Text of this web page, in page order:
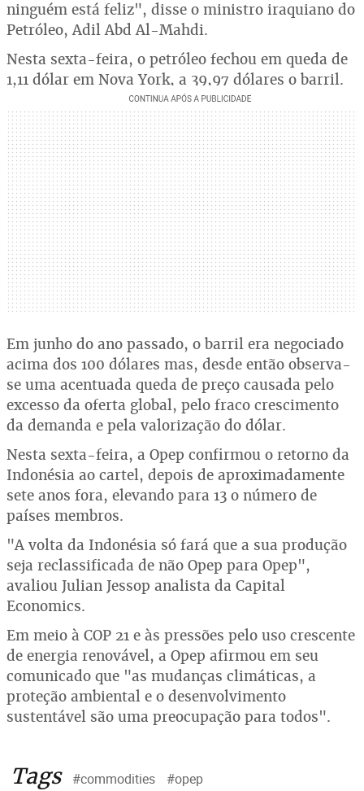
ninguém está feliz", disse o ministro iraquiano do
Petróleo, Adil Abd Al-Mahdi.
Nesta sexta-feira, o petróleo fechou em queda de
1,11 dólar em Nova York, a 39,97 dólares o barril.
Em junho do ano passado, o barril era negociado
acima dos 100 dólares mas, desde então observa-
se uma acentuada queda de preço causada pelo
excesso da oferta global, pelo fraco crescimento
da demanda e pela valorização do dólar.
Nesta sexta-feira, a Opep confirmou o retorno da
Indonésia ao cartel, depois de aproximadamente
sete anos fora, elevando para 13 o número de
países membros.
"A volta da Indonésia só fará que a sua produção
seja reclassificada de não Opep para Opep",
avaliou Julian Jessop analista da Capital
Economics.
Em meio à COP 21 e às pressões pelo uso crescente
de energia renovável, a Opep afirmou em seu
comunicado que "as mudanças climáticas, a
proteção ambiental e o desenvolvimento
sustentável são uma preocupação para todos".
Tags #commodities #opep